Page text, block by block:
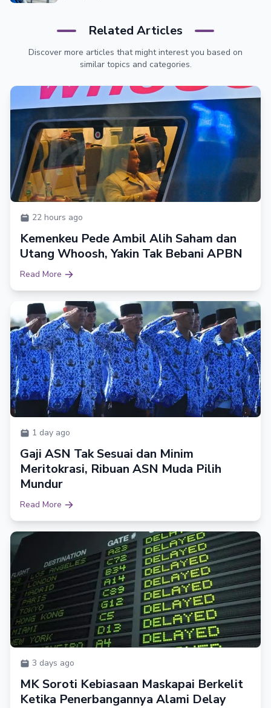
Related Articles
Discover more articles that might interest you based on
similar topics and categories.
22 hours ago
Kemenkeu Pede Ambil Alih Saham dan
Utang Whoosh, Yakin Tak Bebani APBN
Read More
1 day ago
Gaji ASN Tak Sesuai dan Minim
Meritokrasi, Ribuan ASN Muda Pilih
Mundur
Read More
3 days ago
MK Soroti Kebiasaan Maskapai Berkelit
Ketika Penerbangannya Alami Delay